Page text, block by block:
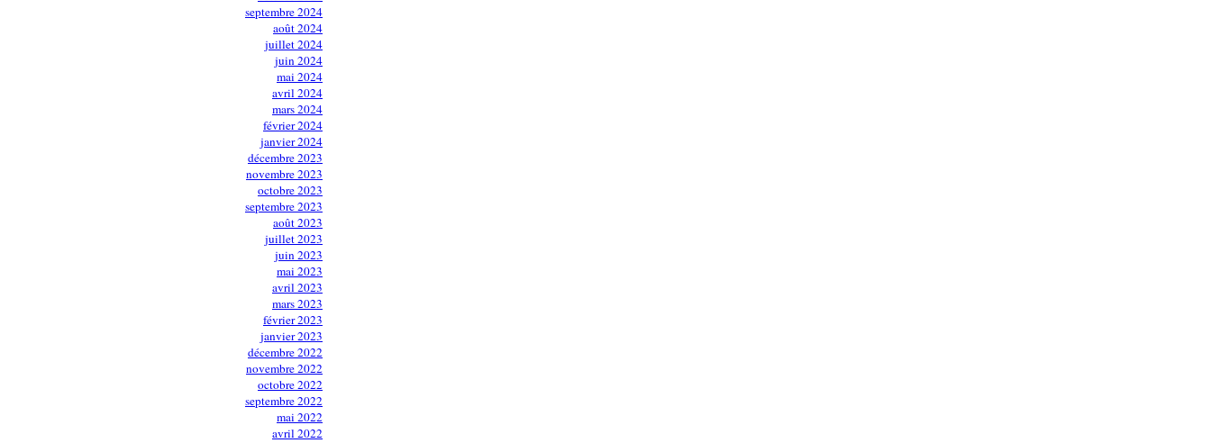
septembre 2024
août 2024
juillet 2024
juin 2024
mai 2024
avril 2024
mars 2024
février 2024
janvier 2024
décembre 2023
novembre 2023
octobre 2023
septembre 2023
août 2023
juillet 2023
juin 2023
mai 2023
avril 2023
mars 2023
février 2023
janvier 2023
décembre 2022
novembre 2022
octobre 2022
septembre 2022
mai 2022
avril 2022